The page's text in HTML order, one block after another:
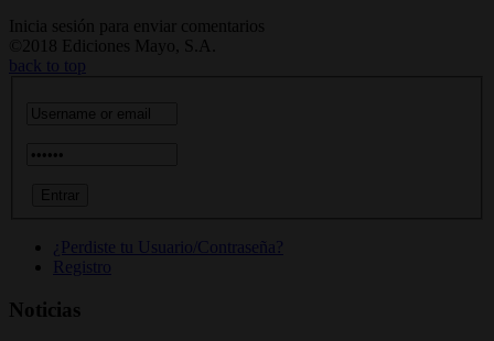
Inicia sesión para enviar comentarios
©2018 Ediciones Mayo, S.A.
back to top
¿Perdiste tu Usuario/Contraseña?
Registro
Noticias